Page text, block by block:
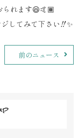
れます😆🤙🏾
してみて下さい‼️✨
前のニュース